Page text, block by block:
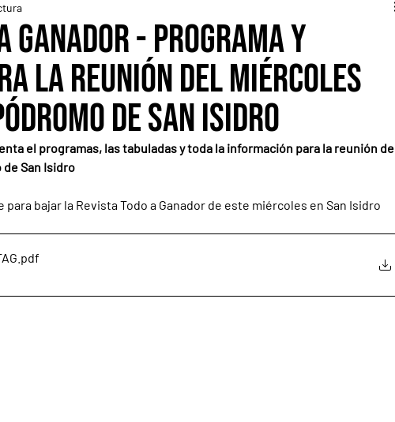
Ganador - Programa y
la reunión del miércoles
de San Isidro
el programas, las tabuladas y toda la información para la reunión de
San Isidro
bajar la Revista Todo a Ganador de este miércoles en San Isidro
.pdf